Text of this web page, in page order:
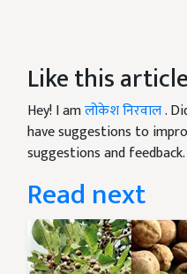
Like this
Hey! I amलोकेश निरवाल.
have suggestions to
suggestions and feedback.
Read next